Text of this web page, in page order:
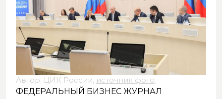
Автор: ЦИК России, источник фото.
ФЕДЕРАЛЬНЫЙ БИЗНЕС ЖУРНАЛ